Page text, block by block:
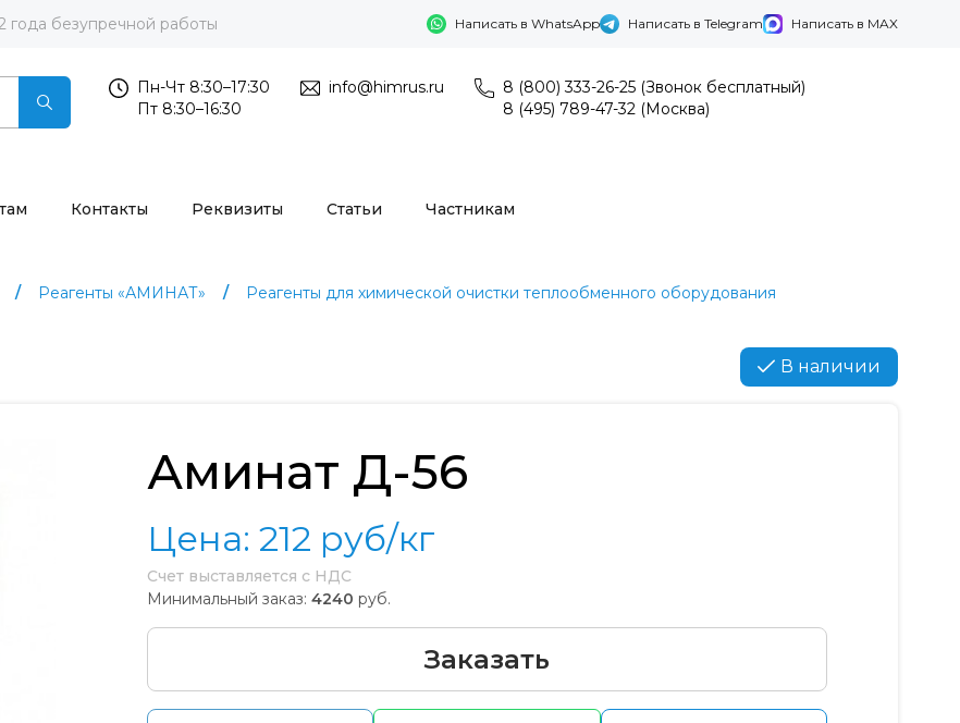
года безупречной работы Написать в WhatsApp Написать в Telegram Написать в MAX
Пн-Чт 8:30–17:30
Пт 8:30–16:30
info@himrus.ru
8 (800) 333-26-25 (Звонок бесплатный)
8 (495) 789-47-32 (Москва)
Контакты Реквизиты Статьи Частникам
Реагенты «АМИНАТ»
Реагенты для химической очистки теплообменного оборудования
В наличии
Аминат Д-56
Цена: 212 руб/кг
Счет выставляется с НДС
Минимальный заказ: 4240 руб.
Заказать